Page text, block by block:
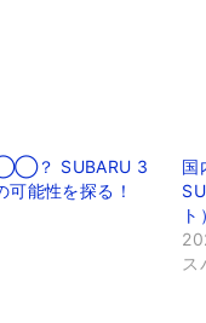
？ SUBARU 3
可能性を探る！
国
ス